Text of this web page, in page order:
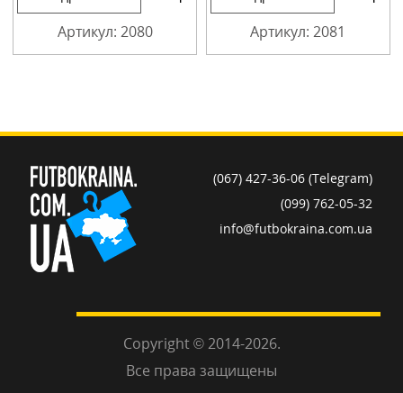
Артикул: 2080 Артикул: 2081
(067) 427-36-06 (Telegram)
(099) 762-05-32
info@futbokraina.com.ua
Copyright © 2014-2026.
Все права защищены